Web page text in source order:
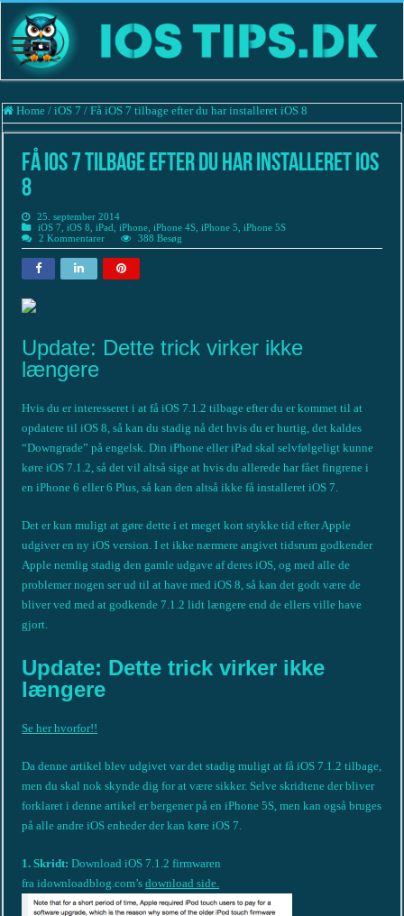
Home / iOS 7 / Få iOS 7 tilbage efter du har installeret iOS 8
Få iOS 7 tilbage efter du har installeret iOS
8
25. september 2014
iOS 7 ,iOS 8 ,iPad ,iPhone ,iPhone 4S ,iPhone 5 ,iPhone 5S
2 Kommentarer
388 Besøg
Update: Dette trick virker ikke
længere
Hvis du er interesseret i at få iOS 7.1.2 tilbage efter du er kommet til at
opdatere til iOS 8, så kan du stadig nå det hvis du er hurtig, det kaldes
“Downgrade” på engelsk. Din iPhone eller iPad skal selvfølgeligt kunne
køre iOS 7.1.2, så det vil altså sige at hvis du allerede har fået fingrene i
en iPhone 6 eller 6 Plus, så kan den altså ikke få installeret iOS 7.
Det er kun muligt at gøre dette i et meget kort stykke tid efter Apple
udgiver en ny iOS version. I et ikke nærmere angivet tidsrum godkender
Apple nemlig stadig den gamle udgave af deres iOS, og med alle de
problemer nogen ser ud til at have med iOS 8, så kan det godt være de
bliver ved med at godkende 7.1.2 lidt længere end de ellers ville have
gjort.
Update: Dette trick virker ikke
længere
Se her hvorfor!!
Da denne artikel blev udgivet var det stadig muligt at få iOS 7.1.2 tilbage,
men du skal nok skynde dig for at være sikker. Selve skridtene der bliver
forklaret i denne artikel er bergener på en iPhone 5S, men kan også bruges
på alle andre iOS enheder der kan køre iOS 7.
1. Skridt: Download iOS 7.1.2 firmwaren
fra idownloadblog.com’sdownload side.